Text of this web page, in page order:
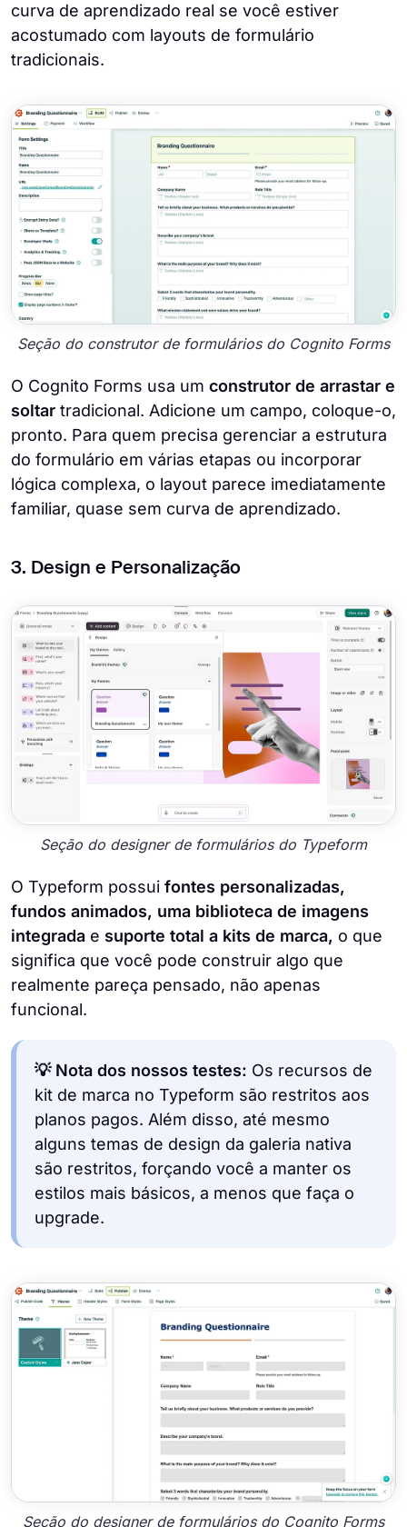
curva de aprendizado real se você estiver
acostumado com layouts de formulário
tradicionais.
Seção do construtor de formulários do Cognito Forms
O Cognito Forms usa um construtor de arrastar e
soltar tradicional. Adicione um campo, coloque-o,
pronto. Para quem precisa gerenciar a estrutura
do formulário em várias etapas ou incorporar
lógica complexa, o layout parece imediatamente
familiar, quase sem curva de aprendizado.
3. Design e Personalização
Seção do designer de formulários do Typeform
O Typeform possui fontes personalizadas,
fundos animados, uma biblioteca de imagens
integrada e suporte total a kits de marca, o que
significa que você pode construir algo que
realmente pareça pensado, não apenas
funcional.
💡 Nota dos nossos testes: Os recursos de
kit de marca no Typeform são restritos aos
planos pagos. Além disso, até mesmo
alguns temas de design da galeria nativa
são restritos, forçando você a manter os
estilos mais básicos, a menos que faça o
upgrade.
Seção do designer de formulários do Cognito Forms